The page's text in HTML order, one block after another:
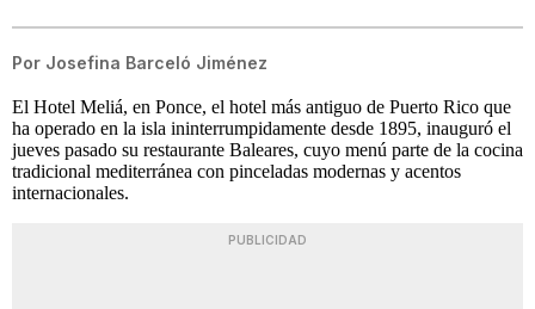
Por Josefina Barceló Jiménez
El Hotel Meliá, en Ponce, el hotel más antiguo de Puerto Rico que
ha operado en la isla ininterrumpidamente desde 1895, inauguró el
jueves pasado su restaurante Baleares, cuyo menú parte de la cocina
tradicional mediterránea con pinceladas modernas y acentos
internacionales.
PUBLICIDAD